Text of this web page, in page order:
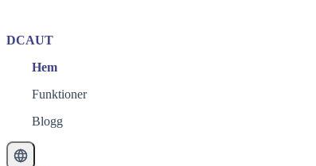
DCAUT
Hem
Funktioner
Blogg